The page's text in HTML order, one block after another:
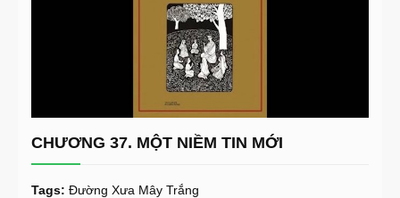
CHƯƠNG 37. MỘT NIỀM TIN MỚI
Tags: Đường Xưa Mây Trắng